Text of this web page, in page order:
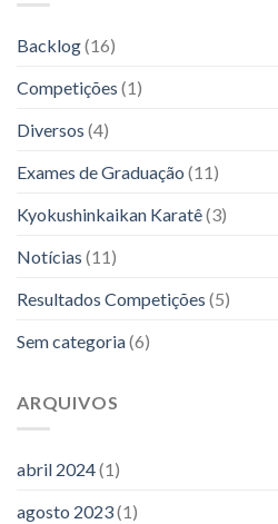
Backlog(16)
Competições (1)
Diversos (4)
Exames de Graduação (11)
Kyokushinkaikan Karatê(3)
Notícias (11)
Resultados Competições (5)
Sem categoria(6)
ARQUIVOS
abril 2024(1)
agosto 2023(1)